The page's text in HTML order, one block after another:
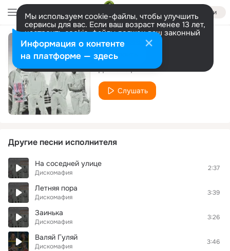
Войти
Мы используем cookie-файлы, чтобы улучшить
сервисы для вас. Если ваш возраст менее 13 лет,
настроить cookie-файлы должен ваш законный
представитель. Больше информации
Разрешить все Настроить
Раз на Раз
Дискомафия
Слушать
Другие песни исполнителя
На соседней улице
Дискомафия
2:37
Летняя пора
Дискомафия
3:39
Заинька
Дискомафия
3:26
Валяй Гуляй
Дискомафия
3:46
Информация о контенте
на платформе — здесь